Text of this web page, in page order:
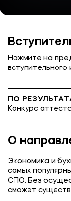
Полезное
Об
Мы в соцсетях
Подобрать
Нажмите на
вступительного
ПО
Конкурс
О
Экономика и
самых
СПО. Без
сможет